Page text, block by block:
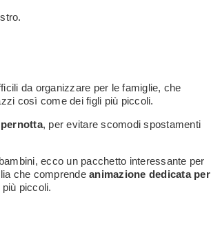
da organizzare per le famiglie, che
così come dei figli più piccoli.
, per evitare scomodi spostamenti
ecco un pacchetto interessante per
che comprende animazione dedicata per
piccoli.